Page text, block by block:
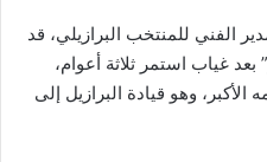
الفني للمنتخب البرازيلي، قد
غياب استمر ثلاثة أعوام،
وهو قيادة البرازيل إلى